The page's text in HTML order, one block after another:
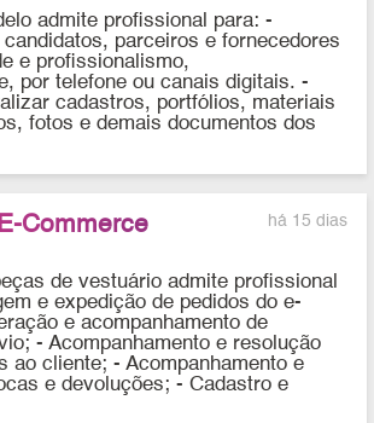
admite profissional para: -
parceiros e fornecedores
e profissionalismo,
por telefone ou canais digitais. -
cadastros, portfólios, materiais
fotos e demais documentos dos
há 15 dias
Commerce
de vestuário admite profissional
e expedição de pedidos do e-
e acompanhamento de
- Acompanhamento e resolução
ao cliente; - Acompanhamento e
e devoluções; - Cadastro e